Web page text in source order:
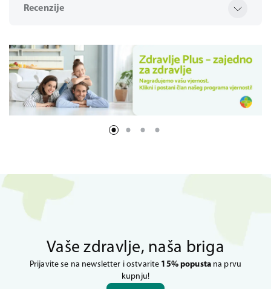
Recenzije
Vaše zdravlje, naša briga
Prijavite se na newsletter i ostvarite 15% popustana prvu
kupnju!